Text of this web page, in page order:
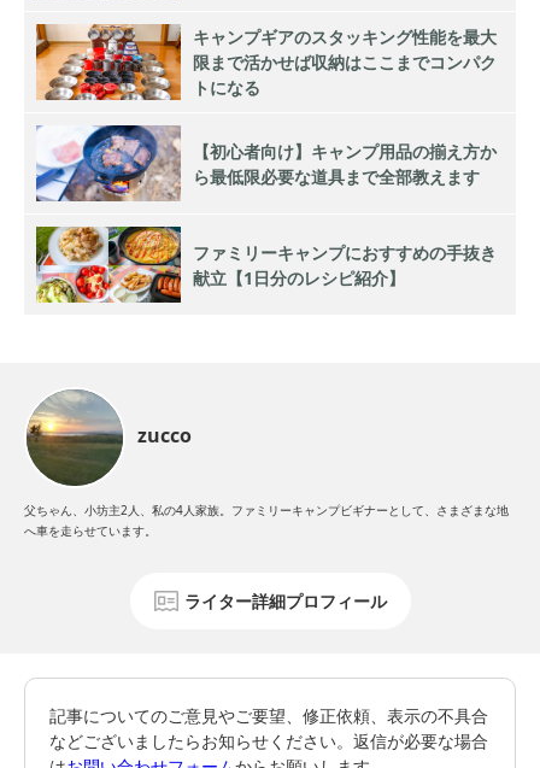
キャンプギアのスタッキング性能を最大
限まで活かせば収納はここまでコンパク
トになる
【初心者向け】キャンプ用品の揃え方か
ら最低限必要な道具まで全部教えます
ファミリーキャンプにおすすめの手抜き
献立【1日分のレシピ紹介】
zucco
父ちゃん、小坊主2人、私の4人家族。ファミリーキャンプビギナーとして、さまざまな地
へ車を走らせています。
ライター詳細プロフィール
記事についてのご意見やご要望、修正依頼、表示の不具合
などございましたらお知らせください。返信が必要な場合